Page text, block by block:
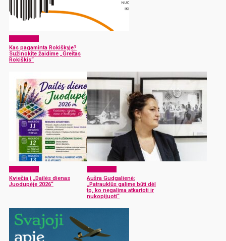
Kas pagaminta Rokiškyje?
Sužinokite žaidime „Greitas
Rokiškis“
Kviečia į „Dailės dienas
Juodupėje 2026“
Aušra Gudgalienė:
„Patrauklūs galime būti dėl
to, ko negalima atkartoti ir
nukopijuoti“